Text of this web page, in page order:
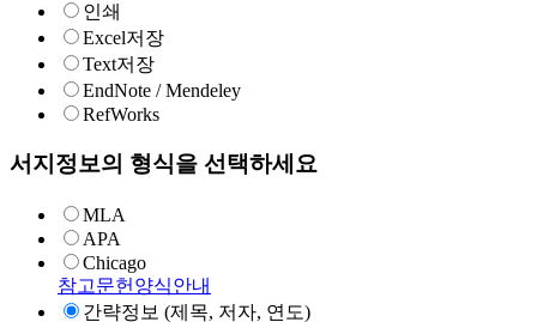
인쇄
Excel저장
Text저장
EndNote / Mendeley
RefWorks
서지정보의 형식을 선택하세요
MLA
APA
Chicago
참고문헌양식안내
간략정보 (제목, 저자, 연도)